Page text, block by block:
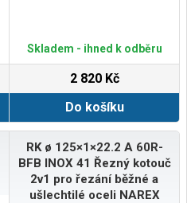
Skladem - ihned k odběru
2 820 Kč
Do košíku
RK ø 125×1×22.2 A 60R-
BFB INOX 41 Řezný kotouč
2v1 pro řezání běžné a
ušlechtilé oceli NAREX